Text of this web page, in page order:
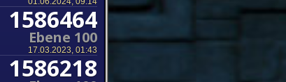
1586464
Ebene 100
17.03.2023, 01:43
1586218